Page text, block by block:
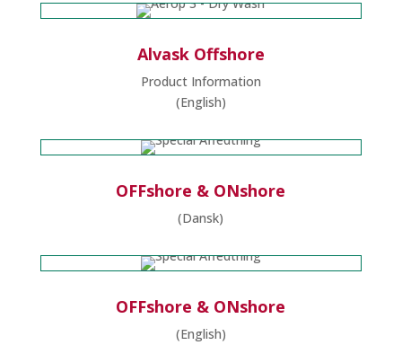
Alvask Offshore
Product Information
(English)
OFFshore & ONshore
(Dansk)
OFFshore & ONshore
(English)